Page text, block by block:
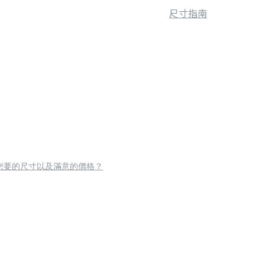
尺寸指南
要的尺寸以及滿意的價格？